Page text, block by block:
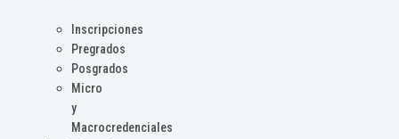
Inscripciones
Pregrados
Posgrados
Micro
y
Macrocredenciales